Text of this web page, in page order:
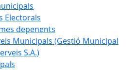
Electorals
depenents
Municipals (Gestió Municipal
S.A.)